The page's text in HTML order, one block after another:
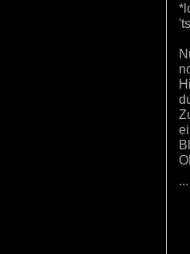
...